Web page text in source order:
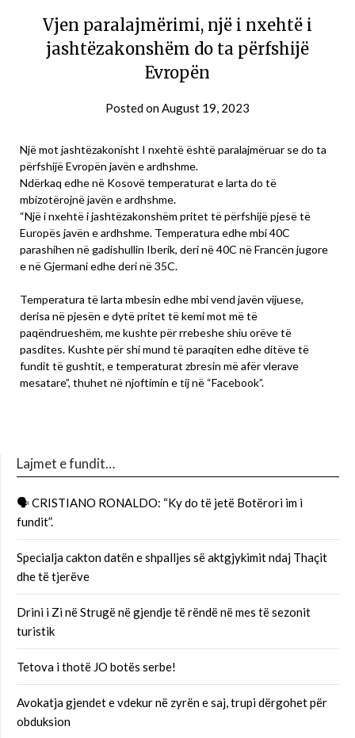
Vjen paralajmërimi, një i nxehtë i
jashtëzakonshëm do ta përfshijë
Evropën
Posted on August 19, 2023
Një mot jashtëzakonisht I nxehtë është paralajmëruar se do ta
përfshijë Evropën javën e ardhshme.
Ndërkaq edhe në Kosovë temperaturat e larta do të
mbizotërojnë javën e ardhshme.
“Një i nxehtë i jashtëzakonshëm pritet të përfshijë pjesë të
Europës javën e ardhshme. Temperatura edhe mbi 40C
parashihen në gadishullin Iberik, deri në 40C në Francën jugore
e në Gjermani edhe deri në 35C.
Temperatura të larta mbesin edhe mbi vend javën vijuese,
derisa në pjesën e dytë pritet të kemi mot më të
paqëndrueshëm, me kushte për rrebeshe shiu orëve të
pasdites. Kushte për shi mund të paraqiten edhe ditëve të
fundit të gushtit, e temperaturat zbresin më afër vlerave
mesatare”, thuhet në njoftimin e tij në “Facebook”.
Lajmet e fundit…
🗣 CRISTIANO RONALDO: “Ky do të jetë Botërori im i
fundit”.
Specialja cakton datën e shpalljes së aktgjykimit ndaj Thaçit
dhe të tjerëve
Drini i Zi në Strugë në gjendje të rëndë në mes të sezonit
turistik
Tetova i thotë JO botës serbe!
Avokatja gjendet e vdekur në zyrën e saj, trupi dërgohet për
obduksion